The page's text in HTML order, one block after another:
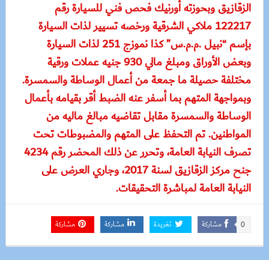
الزقازيق وبحوزته أورنيك فحص فني للسيارة رقم
122217 ملاكي الشرقية ورخصه تسيير لذات السيارة
بإسم “نبيل .م.م.س” كذا نموزج 251 لذات السيارة
وبعض الأوراق ومبلغ مالي 930 جنيه عملات ورقية
مختلفة حصيلة ما جمعة من أعمال الوساطة والسمسرة.
وبمواجهة المتهم بما أسفر عنه الضبط أقر بقيامه بأعمال
الوساطة والسمسرة مقابل تقاضيه مبالغ ماليه من
المواطنين. تم التحفظ على المتهم والمضبوطات تحت
تصرف النيابة العامة، وتحرر عن ذلك المحضر رقم 4234
جنح مركز الزقازيق لسنة 2017، وجاري العرض على
النيابة العامة لمباشرة التحقيقات.
مشاركة 0 تغريدة مشاركة مشاركة